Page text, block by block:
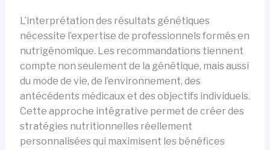
L’interprétation des résultats génétiques
nécessite l’expertise de professionnels formés en
nutrigénomique. Les recommandations tiennent
compte non seulement de la génétique, mais aussi
du mode de vie, de l’environnement, des
antécédents médicaux et des objectifs individuels.
Cette approche intégrative permet de créer des
stratégies nutritionnelles réellement
personnalisées qui maximisent les bénéfices